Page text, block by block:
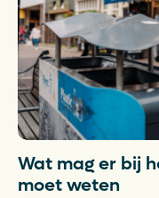
Wat mag er bij
moet weten